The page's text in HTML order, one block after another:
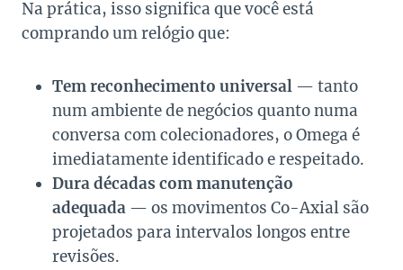
Na prática, isso significa que você está
comprando um relógio que:
Tem reconhecimento universal — tanto
num ambiente de negócios quanto numa
conversa com colecionadores, o Omega é
imediatamente identificado e respeitado.
Dura décadas com manutenção
adequada — os movimentos Co-Axial são
projetados para intervalos longos entre
revisões.